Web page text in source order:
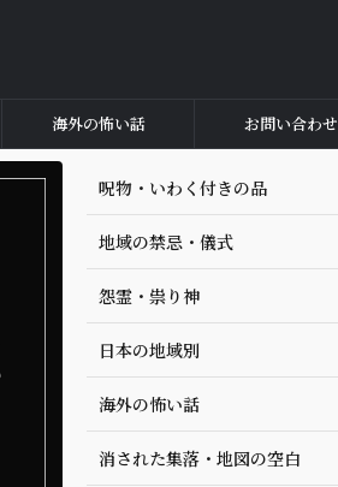
海外の怖い話 お問い合わせ
呪物・いわく付きの品
地域の禁忌・儀式
怨霊・祟り神
日本の地域別
海外の怖い話
消された集落・地図の空白